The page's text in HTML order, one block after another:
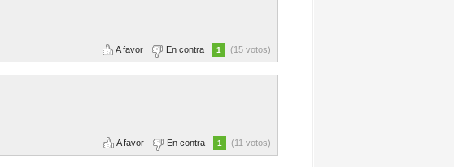
A favor En contra 1 (15 votos)
A favor En contra 1 (11 votos)